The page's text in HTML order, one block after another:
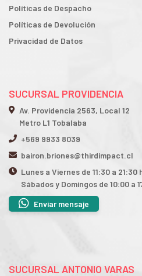
Políticas de Despacho
Políticas de Devolución
Privacidad de Datos
SUCURSAL PROVIDENCIA
Av. Providencia 2563, Local 12
Metro L1 Tobalaba
+569 9933 8039
bairon.briones@thirdimpact.cl
Lunes a Viernes de 11:30 a 21:30
Sábados y Domingos de 10:00 a
Enviar mensaje
SUCURSAL ANTONIO VARAS